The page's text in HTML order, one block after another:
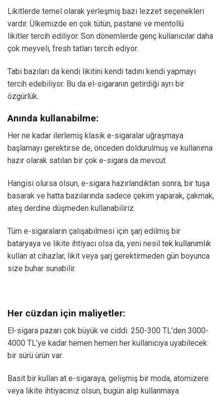
Likitlerde temel olarak yerleşmiş bazı lezzet seçenekleri
vardır. Ülkemizde en çok tütün, pastane ve mentollü
likitler tercih ediliyor. Son dönemlerde genç kullanıcılar daha
çok meyveli, fresh tatları tercih ediyor.
Tabi bazıları da kendi likitini kendi tadını kendi yapmayı
tercih edebiliyor. Bu da el-sigaranın getirdiği ayrı bir
özgürlük.
Anında kullanabilme:
Her ne kadar ilerlemiş klasik e-sigaralar uğraşmaya
başlamayı gerektirse de, önceden doldurulmuş ve kullanıma
hazır olarak satılan bir çok e-sigara da mevcut.
Hangisi olursa olsun, e-sigara hazırlandıktan sonra, bir tuşa
basarak ve hatta bazılarında sadece çekim yaparak, çakmak,
ateş derdine düşmeden kullanabiliriz.
Tüm e-sigaraların çalışabilmesi için şarj edilmiş bir
bataryaya ve likite ihtiyacı olsa da, yeni nesil tek kullanımlık
kullan at cihazlar, likit veya şarj gerektirmeden gün boyunca
size buhar sunabilir.
Her cüzdan için maliyetler:
El-sigara pazarı çok büyük ve ciddi. 250-300 TL’den 3000-
4000 TL’ye kadar hemen hemen her kullanıcıya uyabilecek
bir sürü ürün var.
Basit bir kullan at e-sigaraya, gelişmiş bir moda, atomizere
veya likite ihtiyacınız olsun, bugün alıp kullanmaya